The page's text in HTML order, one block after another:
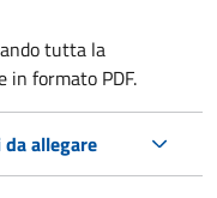
tutta la
in formato PDF.
allegare